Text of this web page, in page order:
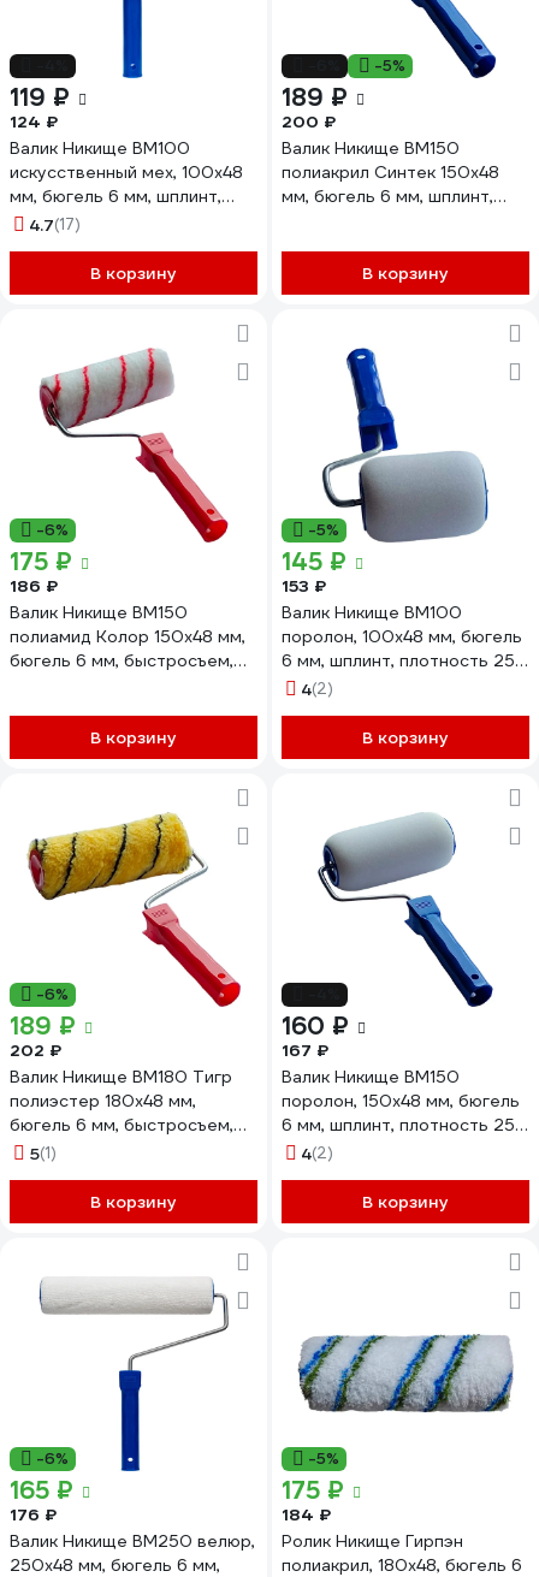
119 ₽
124 ₽
Валик Никище ВМ100
искусственный мех, 100x48
мм, бюгель 6 мм, шплинт,
плотность 450 гр/м2, ворс
4.7(17)
В корзину
-5%
189 ₽
200 ₽
Валик Никище ВМ150
полиакрил Синтек 150x48
мм, бюгель 6 мм, шплинт,
В корзину
-6%
175 ₽
186 ₽
Валик Никище ВМ150
полиамид Колор 150x48 мм,
бюгель 6 мм, быстросъем,
В корзину
-5%
145 ₽
153 ₽
Валик Никище ВМ100
поролон, 100x48 мм, бюгель
6 мм, шплинт, плотность 25
гр/дм3 37140
4(2)
В корзину
-6%
189 ₽
202 ₽
Валик Никище ВМ180 Тигр
полиэстер 180x48 мм,
бюгель 6 мм, быстросъем,
плот. 500 гр/м2, ворс 10 мм
5(1)
В корзину
160 ₽
167 ₽
Валик Никище ВМ150
поролон, 150x48 мм, бюгель
6 мм, шплинт, плотность 25
гр/дм3 37505
4(2)
В корзину
-6%
165 ₽
176 ₽
Валик Никище ВМ250 велюр,
250x48 мм, бюгель 6 мм,
-5%
175 ₽
184 ₽
Ролик Никище Гирпэн
полиакрил, 180x48, бюгель 6